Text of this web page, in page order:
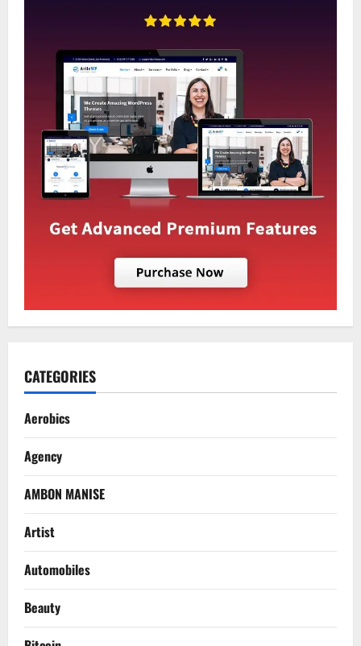
CATEGORIES
Aerobics
Agency
AMBON MANISE
Artist
Automobiles
Beauty